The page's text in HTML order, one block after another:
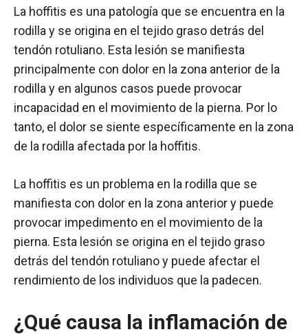
La hoffitis es una patología que se encuentra en la
rodilla y se origina en el tejido graso detrás del
tendón rotuliano. Esta lesión se manifiesta
principalmente con dolor en la zona anterior de la
rodilla y en algunos casos puede provocar
incapacidad en el movimiento de la pierna. Por lo
tanto, el dolor se siente específicamente en la zona
de la rodilla afectada por la hoffitis.
La hoffitis es un problema en la rodilla que se
manifiesta con dolor en la zona anterior y puede
provocar impedimento en el movimiento de la
pierna. Esta lesión se origina en el tejido graso
detrás del tendón rotuliano y puede afectar el
rendimiento de los individuos que la padecen.
¿Qué causa la inflamación de